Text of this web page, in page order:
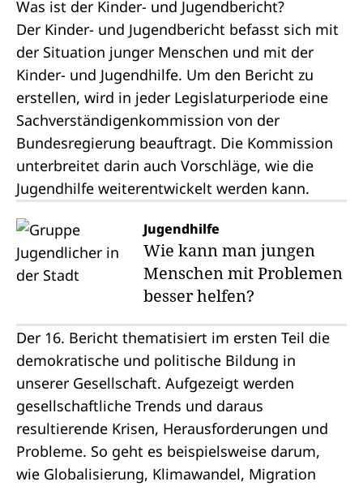
Was ist der Kinder- und Jugendbericht?
Der Kinder- und Jugendbericht befasst sich mit
der Situation junger Menschen und mit der
Kinder- und Jugendhilfe. Um den Bericht zu
erstellen, wird in jeder Legislaturperiode eine
Sachverständigenkommission von der
Bundesregierung beauftragt. Die Kommission
unterbreitet darin auch Vorschläge, wie die
Jugendhilfe weiterentwickelt werden kann.
Jugendhilfe
Wie kann man jungen
Menschen mit Problemen
besser helfen?
Der 16. Bericht thematisiert im ersten Teil die
demokratische und politische Bildung in
unserer Gesellschaft. Aufgezeigt werden
gesellschaftliche Trends und daraus
resultierende Krisen, Herausforderungen und
Probleme. So geht es beispielsweise darum,
wie Globalisierung, Klimawandel, Migration